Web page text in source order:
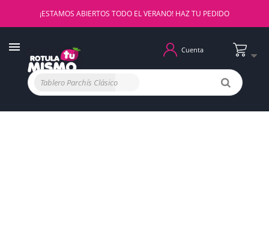
¡ESTAMOS ABIERTOS TODO EL VERANO! HAZ TU PEDIDO
Cuenta